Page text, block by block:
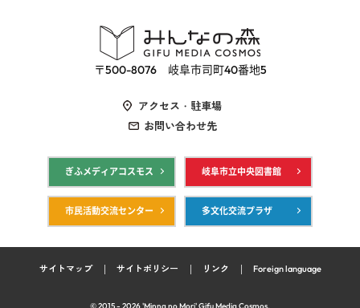
〒500-8076 岐阜市司町40番地5
アクセス・駐車場
お問い合わせ先
ぎふメディアコスモス 岐阜市立中央図書館
市民活動交流センター 多文化交流プラザ
サイトマップ サイトポリシー リンク Foreign language